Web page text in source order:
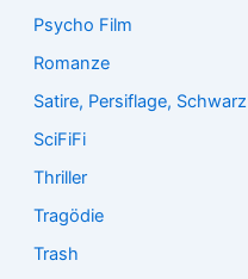
Psycho Film
Romanze
Satire, Persiflage, Schwarz
SciFiFi
Thriller
Tragödie
Trash